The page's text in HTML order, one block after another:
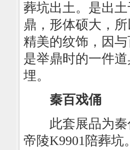
葬坑出土。是出
鼎，形体硕大，
精美的纹饰，因
是举鼎时的一件
埋。
秦百戏俑
此套展品为秦
帝陵K9901陪葬